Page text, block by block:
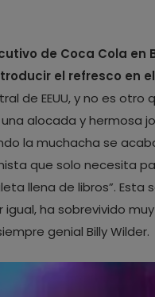
de Coca Cola en
el refresco en
de EEUU, y no es otro
alocada y hermosa
la muchacha se
que solo necesita
llena de libros”. Esta
ha sobrevivido
genial Billy Wilder.